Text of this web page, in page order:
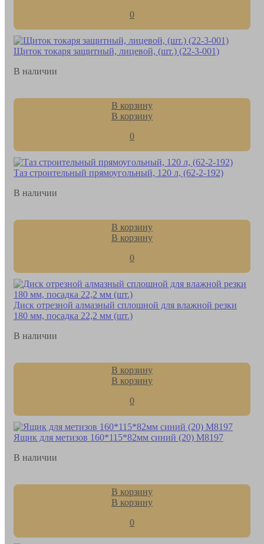
0
Щиток токаря защитный, лицевой, (шт.) (22-3-001)
В наличии
В корзину
В корзину
0
Таз строительный прямоугольный, 120 л, (62-2-192)
В наличии
В корзину
В корзину
0
Диск отрезной алмазный сплошной для влажной резки
180 мм, посадка 22,2 мм (шт.)
В наличии
В корзину
В корзину
0
Ящик для метизов 160*115*82мм синий (20) М8197
В наличии
В корзину
В корзину
0